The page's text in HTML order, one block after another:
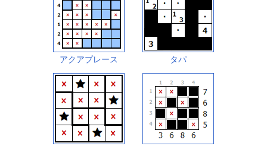
アクアプレース タパ